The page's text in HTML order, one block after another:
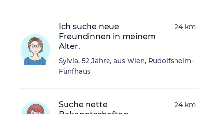
Ich suche neue
Freundinnen in meinem
Alter.
Sylvia, 52 Jahre, aus Wien, Rudolfsheim-
Fünfhaus
24 km
Suche nette
24 km